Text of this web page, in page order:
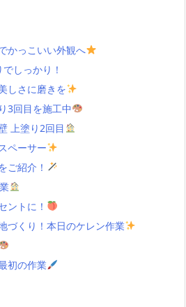
かっこいい外観へ
しっかり！
しさに磨きを
3回目を施工中
上塗り2回目
ペーサー
ご紹介！
ントに！
づくり！本日のケレン作業
初の作業